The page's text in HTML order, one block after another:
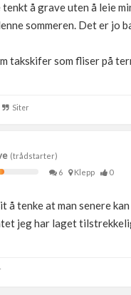
tenkt å grave uten å leie
sommeren. Det er jo
takskifer som fliser på
Siter
(trådstarter)
6 Klepp 0
å tenke at man senere
jeg har laget